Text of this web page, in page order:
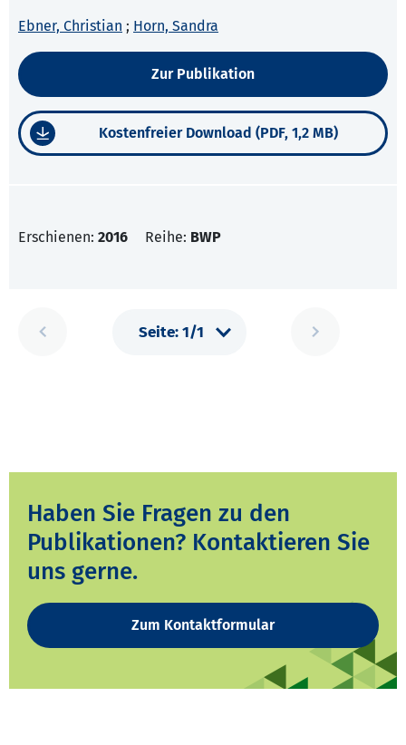
Ebner, Christian ; Horn, Sandra
Zur Publikation
Kostenfreier Download (PDF, 1,2 MB)
Erschienen: 2016 Reihe: BWP
Haben Sie Fragen zu den
Publikationen? Kontaktieren Sie
uns gerne.
Zum Kontaktformular